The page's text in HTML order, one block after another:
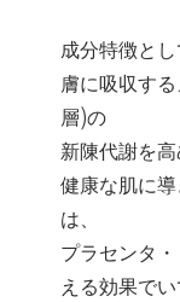
成分特徴と
膚に吸収す
層)の
新陳代謝を
健康な肌に
は、
プラセンタ
える効果で